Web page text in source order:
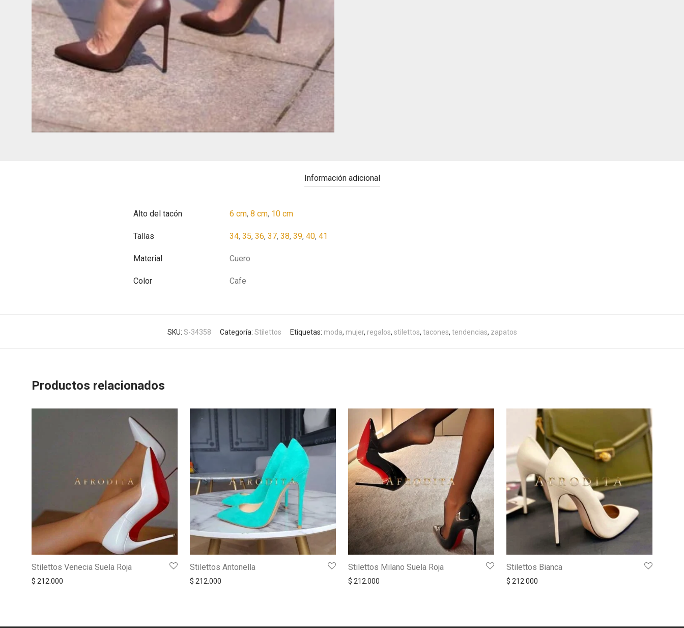
Información adicional
Alto del tacón 6 cm, 8 cm, 10 cm
Tallas 34, 35, 36, 37, 38, 39, 40, 41
Material Cuero
Color Cafe
SKU: S-34358 Categoría: Stilettos Etiquetas: moda, mujer, regalos, stilettos, tacones, tendencias, zapatos
Productos relacionados
Stilettos Venecia Suela Roja
$ 212.000
Stilettos Antonella
$ 212.000
Stilettos Milano Suela Roja
$ 212.000
Stilettos Bianca
$ 212.000